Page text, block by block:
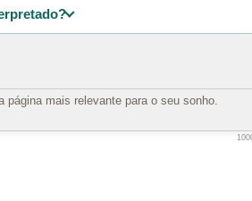
mais relevante para o seu sonho.